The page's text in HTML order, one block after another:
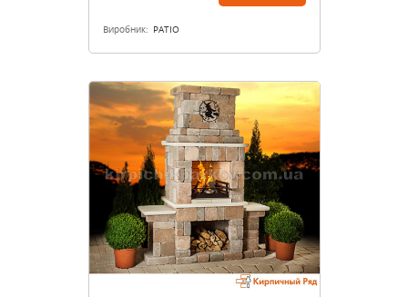
Виробник: PATIO